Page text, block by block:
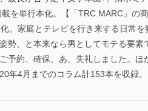
を単行本化。【「TRC MARC」の
。家庭とテレビを行き来する日常
勢、と本来なら男としてモテる要
約、確保、あ、失礼しました。ほ
年4月までのコラム計153本を収録。